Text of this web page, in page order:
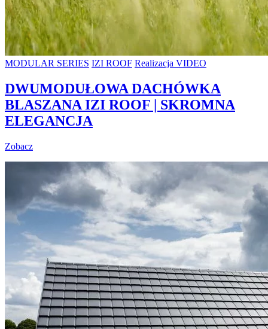
MODULAR SERIES IZI ROOF Realizacja VIDEO
DWUMODUŁOWA DACHÓWKA
BLASZANA IZI ROOF | SKROMNA
ELEGANCJA
Zobacz